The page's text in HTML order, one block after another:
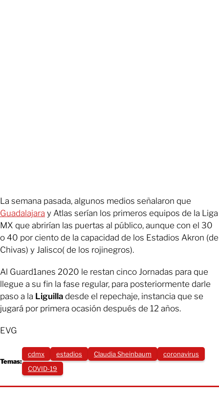
La semana pasada, algunos medios señalaron que
Guadalajara y Atlas serían los primeros equipos de la Liga
MX que abrirían las puertas al público, aunque con el 30
o 40 por ciento de la capacidad de los Estadios Akron (de
Chivas) y Jalisco( de los rojinegros).
Al Guard1anes 2020 le restan cinco Jornadas para que
llegue a su fin la fase regular, para posteriormente darle
paso a la Liguilla desde el repechaje, instancia que se
jugará por primera ocasión después de 12 años.
EVG
Temas:
cdmx estadios Claudia Sheinbaum
coronavirus
COVID-19